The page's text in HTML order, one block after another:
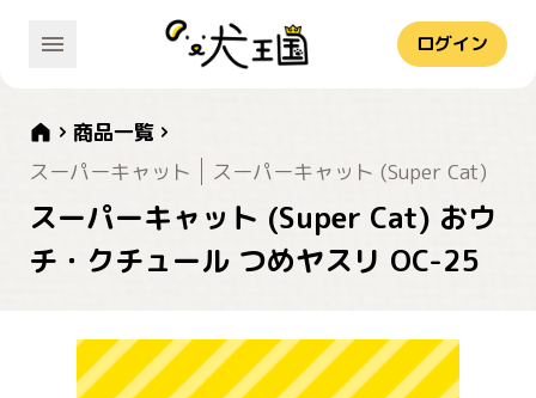
ログイン
商品一覧
スーパーキャット
スーパーキャット (Super Cat)
スーパーキャット (Super Cat) おウ
チ・クチュール つめヤスリ OC-25